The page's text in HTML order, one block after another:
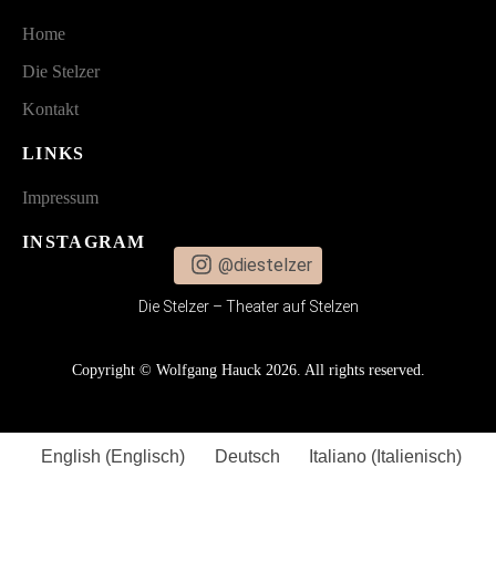
Home
Die Stelzer
Kontakt
LINKS
Impressum
INSTAGRAM
@diestelzer
Die Stelzer – Theater auf Stelzen
Copyright © Wolfgang Hauck 2026. All rights reserved.
English (Englisch) Deutsch Italiano ( Italienisch)